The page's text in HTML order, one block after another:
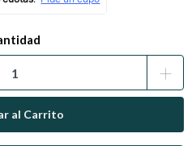
+